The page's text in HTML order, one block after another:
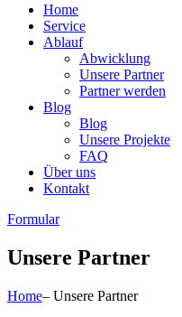
Home
Service
Ablauf
Abwicklung
Unsere Partner
Partner werden
Blog
Blog
Unsere Projekte
FAQ
Über uns
Kontakt
Formular
Unsere Partner
Home– Unsere Partner